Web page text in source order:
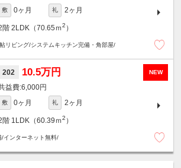
敷 0ヶ月 礼 2ヶ月
階 2LDK（70.65ｍ2 ）
リビング/システムキッチン完備・角部屋/
NEW
202 10.5万円
6,000円
敷 0ヶ月 礼 2ヶ月
階 1LDK（60.39ｍ2 ）
/インターネット無料/